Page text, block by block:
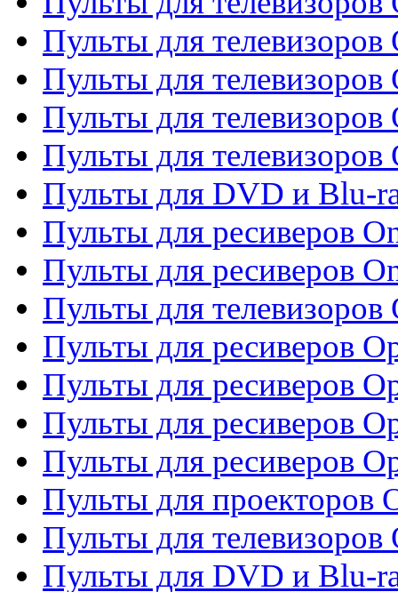
Пульты для телевизоров
Пульты для телевизоров
Пульты для телевизоров
Пульты для телевизоров
Пульты для DVD и Blu-
Пульты для ресиверов
Пульты для ресиверов
Пульты для телевизоров
Пульты для ресиверов
Пульты для ресиверов
Пульты для ресиверов
Пульты для ресиверов
Пульты для проекторов
Пульты для телевизоров
Пульты для DVD и Blu-